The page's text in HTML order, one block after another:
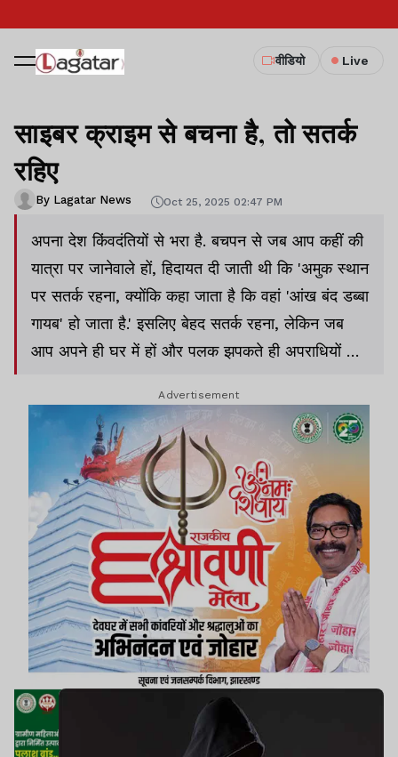
वीडियो Live
साइबर क्राइम से बचना है, तो सतर्क
रहिए
By Lagatar News Oct 25, 2025 02:47 PM
अपना देश किंवदंतियों से भरा है. बचपन से जब आप कहीं की
यात्रा पर जानेवाले हों, हिदायत दी जाती थी कि 'अमुक स्थान
पर सतर्क रहना, क्योंकि कहा जाता है कि वहां 'आंख बंद डब्बा
गायब' हो जाता है.' इसलिए बेहद सतर्क रहना, लेकिन जब
आप अपने ही घर में हों और पलक झपकते ही अपराधियों के
Advertisement